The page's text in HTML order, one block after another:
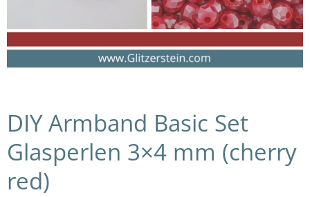
DIY Armband Basic Set
Glasperlen 3×4 mm (cherry
red)